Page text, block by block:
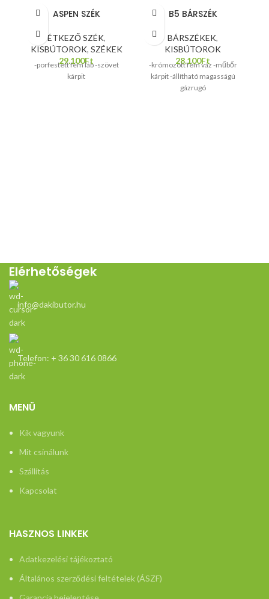
ASPEN SZÉK
ÉTKEZŐ SZÉK,
KISBÚTOROK, SZÉKEK
29.100Ft
-porfestett fém láb -szövet
kárpit
B5 BÁRSZÉK
BÁRSZÉKEK,
KISBÚTOROK
28.100Ft
-krómozott fém váz -műbőr
kárpit -állítható magasságú
gázrugó
Elérhetőségek
info@dakibutor.hu
Telefon: + 36 30 616 0866
MENÜ
Kik vagyunk
Mit csinálunk
Szállítás
Kapcsolat
HASZNOS LINKEK
Adatkezelési tájékoztató
Általános szerződési feltételek (ÁSZF)